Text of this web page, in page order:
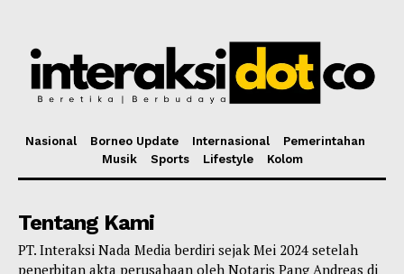
Nasional Borneo Update Internasional
Pemerintahan
Musik
Sports Lifestyle Kolom
Tentang Kami
PT. Interaksi Nada Media berdiri sejak Mei 2024 setelah
penerbitan akta perusahaan oleh Notaris Pang Andreas di